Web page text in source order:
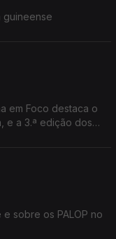
guineense
em Foco destaca o
e a 3.ª edição dos
sobre os PALOP no